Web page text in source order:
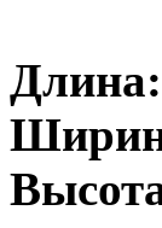
Длина: